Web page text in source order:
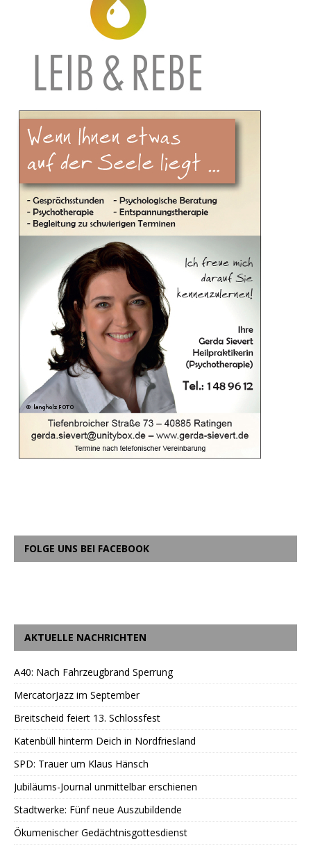
FOLGE UNS BEI FACEBOOK
AKTUELLE NACHRICHTEN
A40: Nach Fahrzeugbrand Sperrung
MercatorJazz im September
Breitscheid feiert 13. Schlossfest
Katenbüll hinterm Deich in Nordfriesland
SPD: Trauer um Klaus Hänsch
Jubiläums-Journal unmittelbar erschienen
Stadtwerke: Fünf neue Auszubildende
Ökumenischer Gedächtnisgottesdienst